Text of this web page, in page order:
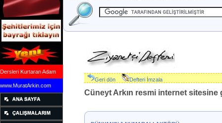
Dersleri Kurtaran Adam
www.MuratArkin.com
Geri dön Defteri İmzala
Cüneyt Arkın resmi internet